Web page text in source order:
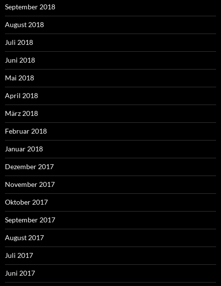
September 2018
August 2018
Juli 2018
Juni 2018
Mai 2018
April 2018
März 2018
Februar 2018
Januar 2018
Dezember 2017
November 2017
Oktober 2017
September 2017
August 2017
Juli 2017
Juni 2017